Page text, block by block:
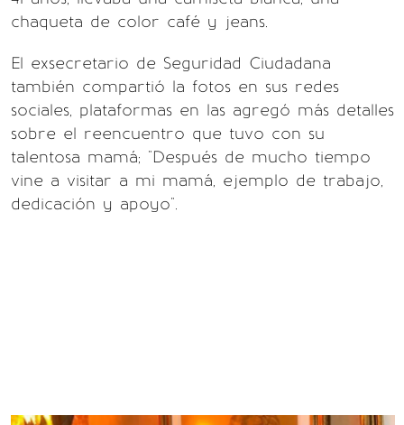
chaqueta de color café y jeans.
El exsecretario de Seguridad Ciudadana
también compartió la fotos en sus redes
sociales, plataformas en las agregó más detalles
sobre el reencuentro que tuvo con su
talentosa mamá; "Después de mucho tiempo
vine a visitar a mi mamá, ejemplo de trabajo,
dedicación y apoyo".